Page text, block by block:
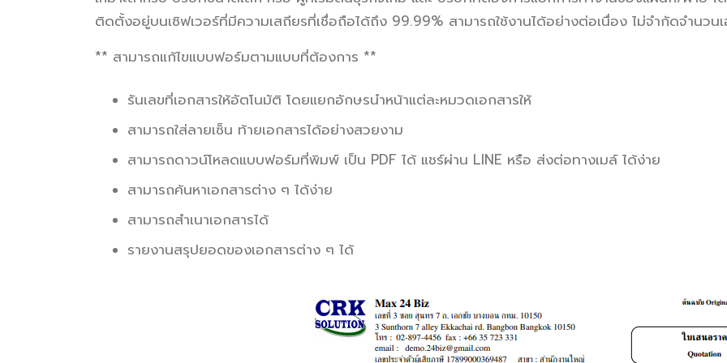
ติดตั้งอยู่บนเซิฟเวอร์ที่มีความเสถียรที่เชื่อถือได้ถึง 99.99% สามารถใช้งานได้อย่างต่อเนื่อง ไม่จำกัดจำนวน
** สามารถแก้ไขแบบฟอร์มตามแบบที่ต้องการ **
รันเลขที่เอกสารให้อัตโนมัติ โดยแยกอักษรนำหน้าแต่ละหมวดเอกสารให้
สามารถใส่ลายเซ็น ท้ายเอกสารได้อย่างสวยงาม
สามารถดาวน์โหลดแบบฟอร์มที่พิมพ์ เป็น PDF ได้ แชร์ผ่าน LINE หรือ ส่งต่อทางเมล์ ได้ง่าย
สามารถค้นหาเอกสารต่าง ๆ ได้ง่าย
สามารถสำเนาเอกสารได้
รายงานสรุปยอดของเอกสารต่าง ๆ ได้